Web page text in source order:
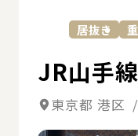
居抜き
JR山手
東京都 港区